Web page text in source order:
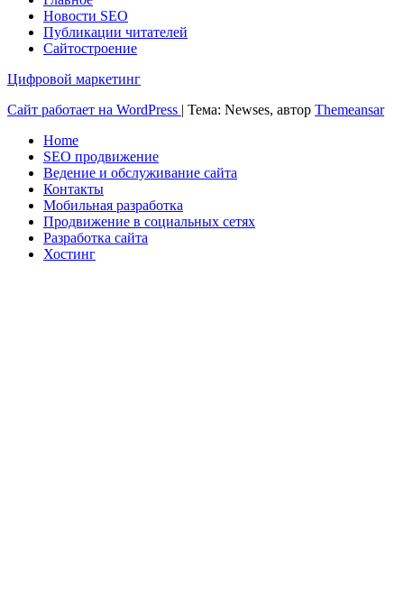
Новости SEO
Публикации читателей
Сайтостроение
Цифровой маркетинг
Сайт работает на WordPress | Тема: Newses, автор Themeansar
Home
SEO продвижение
Ведение и обслуживание сайта
Контакты
Мобильная разработка
Продвижение в социальных сетях
Разработка сайта
Хостинг